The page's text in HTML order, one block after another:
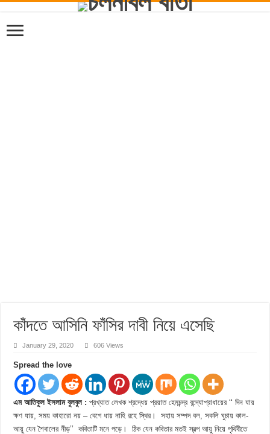
কাঁদতে আসিনি ফাঁসির দাবী নিয়ে এসেছি
January 29, 2020 606 Views
Spread the love
এম আতিকুল ইসলাম বুলবুল :প্রখ্যাত লেখক শ্রদ্ধেয় প্রয়াত হেমচন্দ্র বন্দ্যোপ্রাধায়ের ‘‘ দিন যায়
ক্ষণ যায়, সময় কাহারো নয় – বেগে ধায় নাহি রহে স্থির। সহায় সম্পদ বল, সকলি ঘুচায় কাল-
আয়ু যেন শৈবালের নীড়’’ কবিতাটি মনে পড়ে। ঠিক যেন কবিতার মতই স্বল্প আয়ু নিয়ে পৃথিবীতে